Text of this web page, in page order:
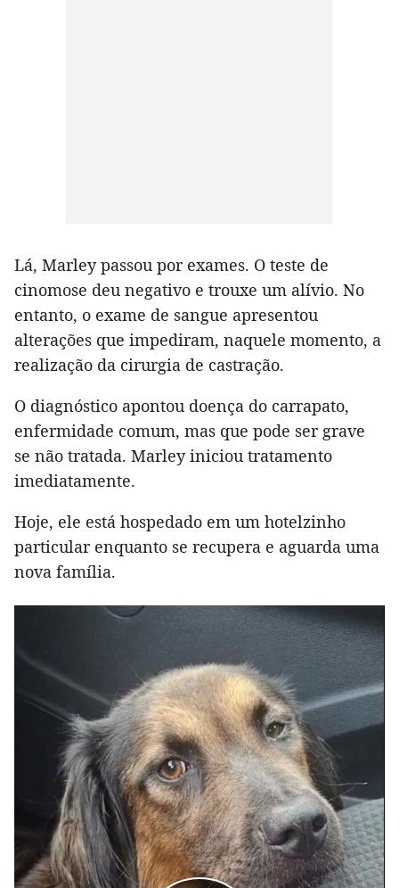
Lá, Marley passou por exames. O teste de
cinomose deu negativo e trouxe um alívio. No
entanto, o exame de sangue apresentou
alterações que impediram, naquele momento, a
realização da cirurgia de castração.
O diagnóstico apontou doença do carrapato,
enfermidade comum, mas que pode ser grave
se não tratada. Marley iniciou tratamento
imediatamente.
Hoje, ele está hospedado em um hotelzinho
particular enquanto se recupera e aguarda uma
nova família.